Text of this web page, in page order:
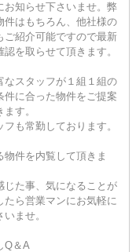
お知らせ下さいませ。弊
件はもちろん、他社様の
ご紹介可能ですので最新
認を取らせて頂きます。
スタッフが１組１組の
件に合った物件をご提案
す。
フも常勤しております。
件を内覧して頂きま
じた事、気になることが
たら営業マンにお気軽に
ませ。
Q＆A